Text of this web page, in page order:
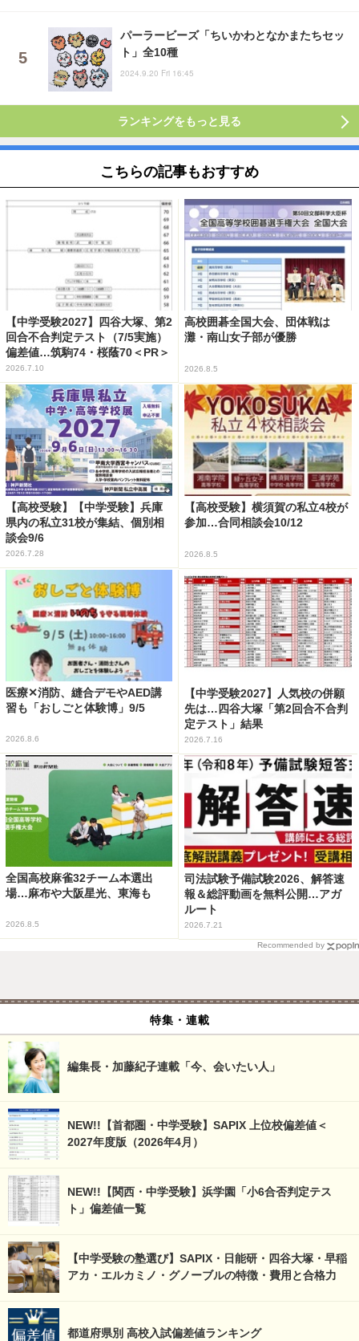
パーラービーズ「ちいかわとなかまたちセッ
ト」全10種
2024.9.20 Fri 16:45
ランキングをもっと見る
こちらの記事もおすすめ
【中学受験2027】四谷大塚、第2
回合不合判定テスト（7/5実施）
偏差値…筑駒74・桜蔭70＜PR＞
2026.7.10
高校囲碁全国大会、団体戦は
灘・南山女子部が優勝
2026.8.5
【高校受験】【中学受験】兵庫
県内の私立31校が集結、個別相
談会9/6
2026.7.28
【高校受験】横須賀の私立4校が
参加…合同相談会10/12
2026.8.5
医療✕消防、縫合デモやAED講
習も「おしごと体験博」9/5
2026.8.6
【中学受験2027】人気校の併願
先は…四谷大塚「第2回合不合判
定テスト」結果
2026.7.16
全国高校麻雀32チーム本選出
場…麻布や大阪星光、東海も
2026.8.5
司法試験予備試験2026、解答速
報＆総評動画を無料公開…アガ
ルート
2026.7.21
Recommended by
特集・連載
編集長・加藤紀子連載「今、会いたい人」
NEW!!【首都圏・中学受験】SAPIX 上位校偏差値＜
2027年度版（2026年4月）
NEW!!【関西・中学受験】浜学園「小6合否判定テス
ト」偏差値一覧
【中学受験の塾選び】SAPIX・日能研・四谷大塚・早稲
アカ・エルカミノ・グノーブルの特徴・費用と合格力
都道府県別 高校入試偏差値ランキング